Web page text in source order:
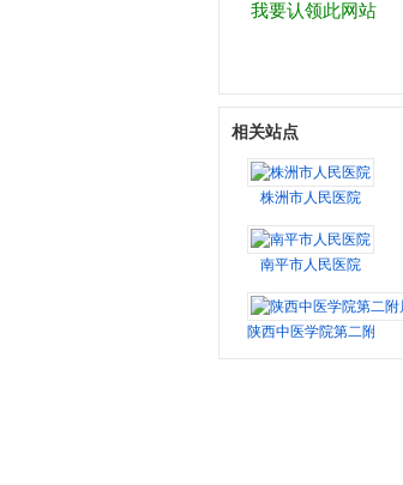
我要认领此网站
相关站点
株洲市人民医院
南平市人民医院
陕西中医学院第二附属医